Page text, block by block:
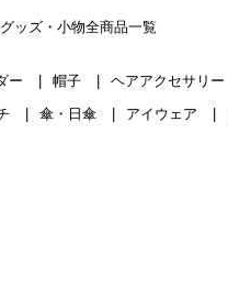
グッズ・小物全商品一覧
ー 帽子 ヘアアクセサリー
傘・日傘 アイウェア